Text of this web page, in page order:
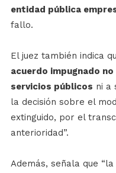
entidad pública
fallo.
El juez también indica
acuerdo impugnado
servicios públicos ni a
la decisión sobre el
extinguido, por el
anterioridad”.
Además, señala que